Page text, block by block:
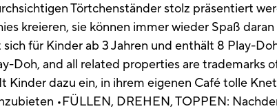
Törtchenständer stolz präsentiert
kreieren, sie können immer wieder Spaß
für Kinder ab 3 Jahren und enthält 8 Play-
Doh, and all related properties are trademarks
Kinder dazu ein, in ihrem eigenen Café tolle
•FÜLLEN, DREHEN, TOPPEN: